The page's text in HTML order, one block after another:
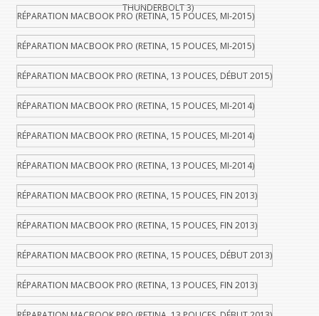
THUNDERBOLT 3)
RÉPARATION MACBOOK PRO (RETINA, 15 POUCES, MI-2015)
RÉPARATION MACBOOK PRO (RETINA, 15 POUCES, MI-2015)
RÉPARATION MACBOOK PRO (RETINA, 13 POUCES, DÉBUT 2015)
RÉPARATION MACBOOK PRO (RETINA, 15 POUCES, MI-2014)
RÉPARATION MACBOOK PRO (RETINA, 15 POUCES, MI-2014)
RÉPARATION MACBOOK PRO (RETINA, 13 POUCES, MI-2014)
RÉPARATION MACBOOK PRO (RETINA, 15 POUCES, FIN 2013)
RÉPARATION MACBOOK PRO (RETINA, 15 POUCES, FIN 2013)
RÉPARATION MACBOOK PRO (RETINA, 15 POUCES, DÉBUT 2013)
RÉPARATION MACBOOK PRO (RETINA, 13 POUCES, FIN 2013)